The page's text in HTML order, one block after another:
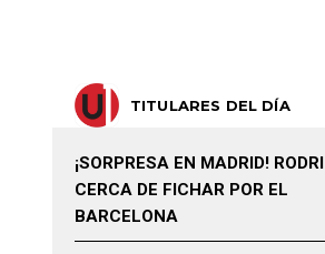
TITULARES DEL DÍA
¡SORPRESA EN MADRID! RODRI
CERCA DE FICHAR POR EL
BARCELONA